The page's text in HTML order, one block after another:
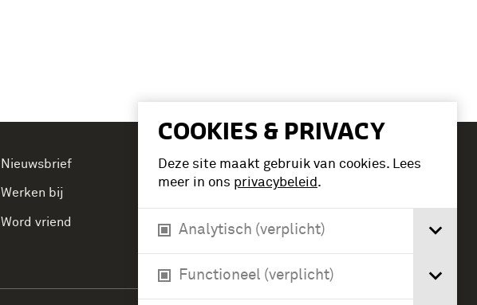
COOKIES & PRIVACY
Deze site maakt gebruik van cookies. Lees
meer in ons privacybeleid.
Analytisch (verplicht)
Functioneel (verplicht)
Nieuwsbrief
Werken bij
Word vriend
Tickets
Verlengde Paltzerweg 1